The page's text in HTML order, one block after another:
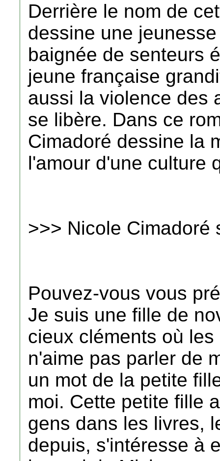
Derrière le nom de
dessine une
baignée de senteurs
jeune française
aussi la violence des
se libère. Dans ce
Cimadoré dessine la
l'amour d'une culture
>>> Nicole Cimadoré
Pouvez-vous vous
Je suis une fille de
cieux cléments où
n'aime pas parler de
un mot de la petite
moi. Cette petite fille
gens dans les livres,
depuis, s'intéresse à